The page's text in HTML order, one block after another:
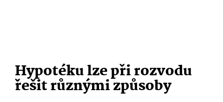
Hypotéku lze při rozvodu
řešit různými způsoby